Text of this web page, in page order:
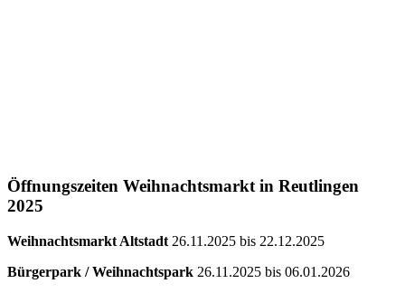
Öffnungszeiten Weihnachtsmarkt in Reutlingen
2025
Weihnachtsmarkt Altstadt 26.11.2025 bis 22.12.2025
Bürgerpark / Weihnachtspark 26.11.2025 bis 06.01.2026